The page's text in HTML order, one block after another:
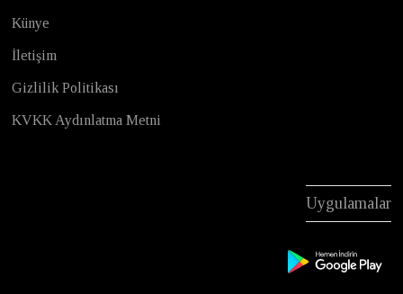
Künye
İletişim
Gizlilik Politikası
KVKK Aydınlatma Metni
Uygulamalar